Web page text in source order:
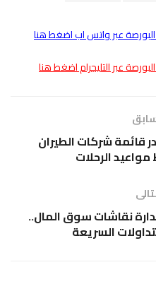
البورصة عبر واتس اب اضغط هنا
عبر التليجرام اضغط هنا
قائمة شركات الطيران
مواعيد الرحلات
نقاشات سوق المال..
السريعة